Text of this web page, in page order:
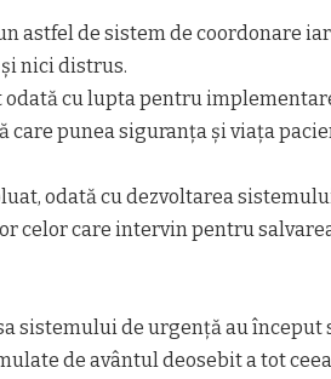
astfel de sistem de coordonare
nici distrus.
odată cu lupta pentru
care punea siguranța și viața
odată cu dezvoltarea
celor care intervin pentru
sistemului de urgență au început
de avântul deosebit a tot